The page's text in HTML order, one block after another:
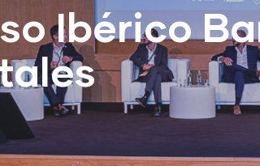
Ibérico